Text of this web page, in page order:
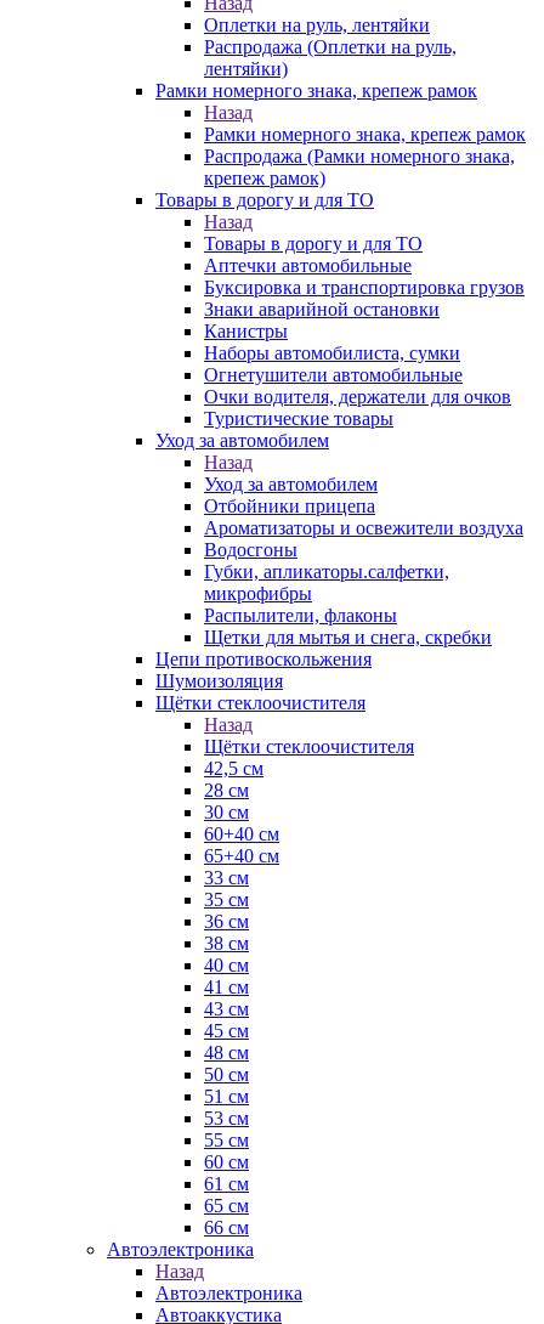
Оплетки на руль, лентяйки
Распродажа (Оплетки на руль,
лентяйки)
Рамки номерного знака, крепеж рамок
Назад
Рамки номерного знака, крепеж рамок
Распродажа (Рамки номерного знака,
крепеж рамок)
Товары в дорогу и для ТО
Назад
Товары в дорогу и для ТО
Аптечки автомобильные
Буксировка и транспортировка грузов
Знаки аварийной остановки
Канистры
Наборы автомобилиста, сумки
Огнетушители автомобильные
Очки водителя, держатели для очков
Туристические товары
Уход за автомобилем
Назад
Уход за автомобилем
Отбойники прицепа
Ароматизаторы и освежители воздуха
Водосгоны
Губки, апликаторы.салфетки,
микрофибры
Распылители, флаконы
Щетки для мытья и снега, скребки
Цепи противоскольжения
Шумоизоляция
Щётки стеклоочистителя
Назад
Щётки стеклоочистителя
42,5 см
28 см
30 см
60+40 см
65+40 см
33 см
35 см
36 см
38 см
40 см
41 см
43 см
45 см
48 см
50 см
51 см
53 см
55 см
60 см
61 см
65 см
66 см
Автоэлектроника
Назад
Автоэлектроника
Автоаккустика